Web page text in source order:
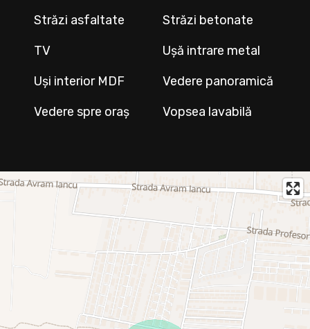
Străzi asfaltate
Străzi betonate
TV
Ușă intrare metal
Uși interior MDF
Vedere panoramică
Vedere spre oraș
Vopsea lavabilă